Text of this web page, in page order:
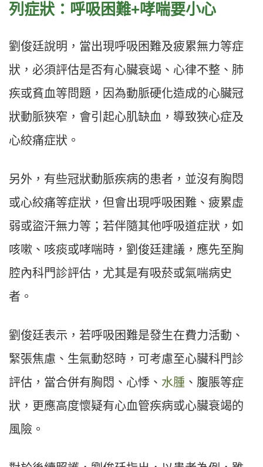
列症狀：呼吸困難+哮喘要小心
劉俊廷說明，當出現呼吸困難及疲累無力等症
狀，必須評估是否有心臟衰竭、心律不整、肺
疾或貧血等問題，因為動脈硬化造成的心臟冠
狀動脈狹窄，會引起心肌缺血，導致狹心症及
心絞痛症狀。
另外，有些冠狀動脈疾病的患者，並沒有胸悶
或心絞痛等症狀，但會出現呼吸困難、疲累虛
弱或盜汗無力等；若伴隨其他呼吸道症狀，如
咳嗽、咳痰或哮喘時，劉俊廷建議，應先至胸
腔內科門診評估，尤其是有吸菸或氣喘病史
者。
劉俊廷表示，若呼吸困難是發生在費力活動、
緊張焦慮、生氣動怒時，可考慮至心臟科門診
評估，當合併有胸悶、心悸、 水腫 、腹脹等症
狀，更應高度懷疑有心血管疾病或心臟衰竭的
風險。